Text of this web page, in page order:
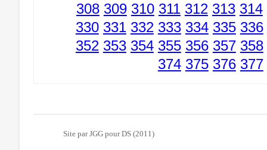
308 309 310 311 312 313 314
330 331 332 333 334 335 336
352 353 354 355 356 357 358
374 375 376 377
Site par JGG pour DS (2011)